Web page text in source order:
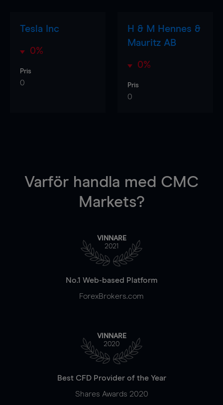
Tesla Inc
0%
Pris
0
H & M Hennes &
Mauritz AB
0%
Pris
0
Varför handla med CMC
Markets?
VINNARE
2021
No.1 Web-based Platform
ForexBrokers.com
VINNARE
2020
Best CFD Provider of the Year
Shares Awards 2020